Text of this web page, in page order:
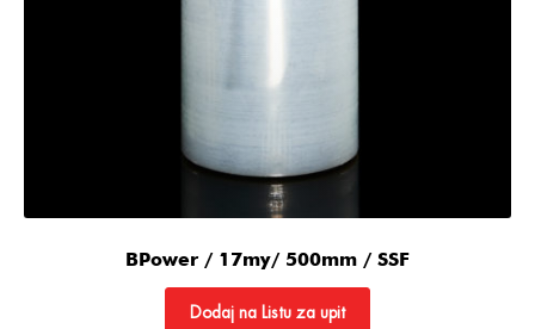
BPower / 17my/ 500mm / SSF
Dodaj na Listu za upit